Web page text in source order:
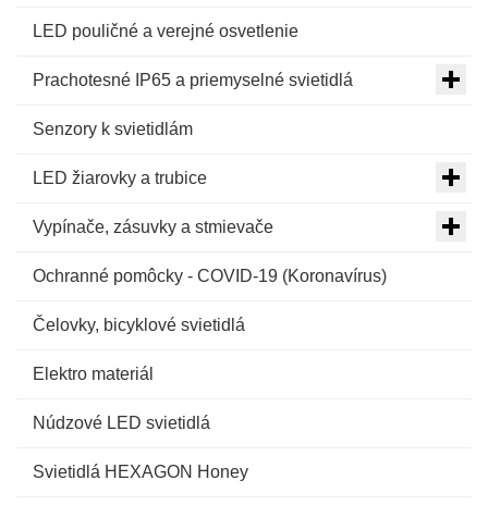
LED pouličné a verejné osvetlenie
Prachotesné IP65 a priemyselné svietidlá
Senzory k svietidlám
LED žiarovky a trubice
Vypínače, zásuvky a stmievače
Ochranné pomôcky - COVID-19 (Koronavírus)
Čelovky, bicyklové svietidlá
Elektro materiál
Núdzové LED svietidlá
Svietidlá HEXAGON Honey